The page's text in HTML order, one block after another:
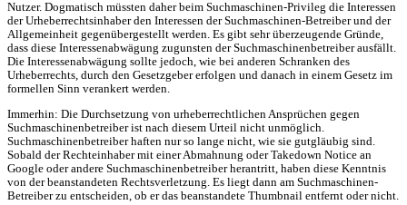
Nutzer. Dogmatisch müssten daher beim Suchmaschinen-Privileg die Interessen
der Urheberrechtsinhaber den Interessen der Suchmaschinen-Betreiber und der
Allgemeinheit gegenübergestellt werden. Es gibt sehr überzeugende Gründe,
dass diese Interessenabwägung zugunsten der Suchmaschinenbetreiber ausfällt.
Die Interessenabwägung sollte jedoch, wie bei anderen Schranken des
Urheberrechts, durch den Gesetzgeber erfolgen und danach in einem Gesetz im
formellen Sinn verankert werden.
Immerhin: Die Durchsetzung von urheberrechtlichen Ansprüchen gegen
Suchmaschinenbetreiber ist nach diesem Urteil nicht unmöglich.
Suchmaschinenbetreiber haften nur so lange nicht, wie sie gutgläubig sind.
Sobald der Rechteinhaber mit einer Abmahnung oder Takedown Notice an
Google oder andere Suchmaschinenbetreiber herantritt, haben diese Kenntnis
von der beanstandeten Rechtsverletzung. Es liegt dann am Suchmaschinen-
Betreiber zu entscheiden, ob er das beanstandete Thumbnail entfernt oder nicht.